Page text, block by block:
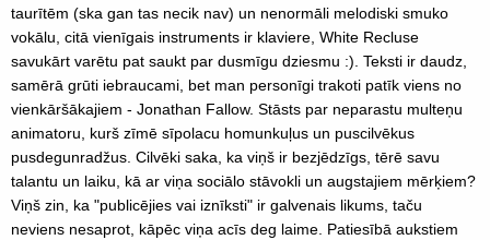
taurītēm (ska gan tas necik nav) un nenormāli melodiski smuko
vokālu, citā vienīgais instruments ir klaviere, White Recluse
savukārt varētu pat saukt par dusmīgu dziesmu :). Teksti ir daudz,
samērā grūti iebraucami, bet man personīgi trakoti patīk viens no
vienkāršākajiem - Jonathan Fallow. Stāsts par neparastu multeņu
animatoru, kurš zīmē sīpolacu homunkuļus un puscilvēkus
pusdegunradžus. Cilvēki saka, ka viņš ir bezjēdzīgs, tērē savu
talantu un laiku, kā ar viņa sociālo stāvokli un augstajiem mērķiem?
Viņš zin, ka "publicējies vai iznīksti" ir galvenais likums, taču
neviens nesaprot, kāpēc viņa acīs deg laime. Patiesībā aukstiem